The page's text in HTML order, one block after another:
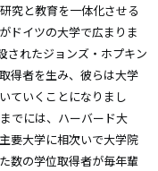
究と教育を一体化させる
ドイツの大学で広まりま
されたジョンズ・ホプキン
得者を生み、彼らは大学
ていくことになりまし
でには、ハーバード大
要大学に相次いで大学院
数の学位取得者が毎年輩